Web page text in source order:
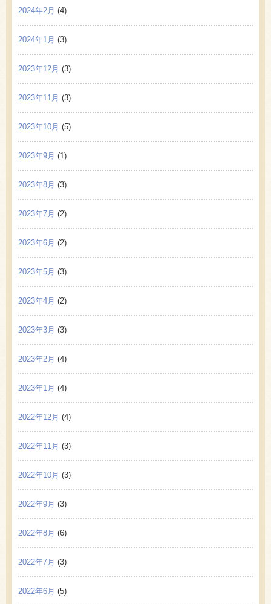
2024年2月 (4)
2024年1月 (3)
2023年12月 (3)
2023年11月 (3)
2023年10月 (5)
2023年9月 (1)
2023年8月 (3)
2023年7月 (2)
2023年6月 (2)
2023年5月 (3)
2023年4月 (2)
2023年3月 (3)
2023年2月 (4)
2023年1月 (4)
2022年12月 (4)
2022年11月 (3)
2022年10月 (3)
2022年9月 (3)
2022年8月 (6)
2022年7月 (3)
2022年6月 (5)